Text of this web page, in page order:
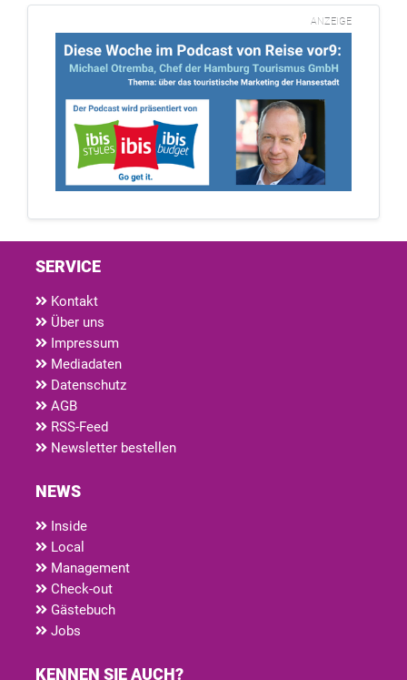
ANZEIGE
SERVICE
Kontakt
Über uns
Impressum
Mediadaten
Datenschutz
AGB
RSS-Feed
Newsletter bestellen
NEWS
Inside
Local
Management
Check-out
Gästebuch
Jobs
KENNEN SIE AUCH?